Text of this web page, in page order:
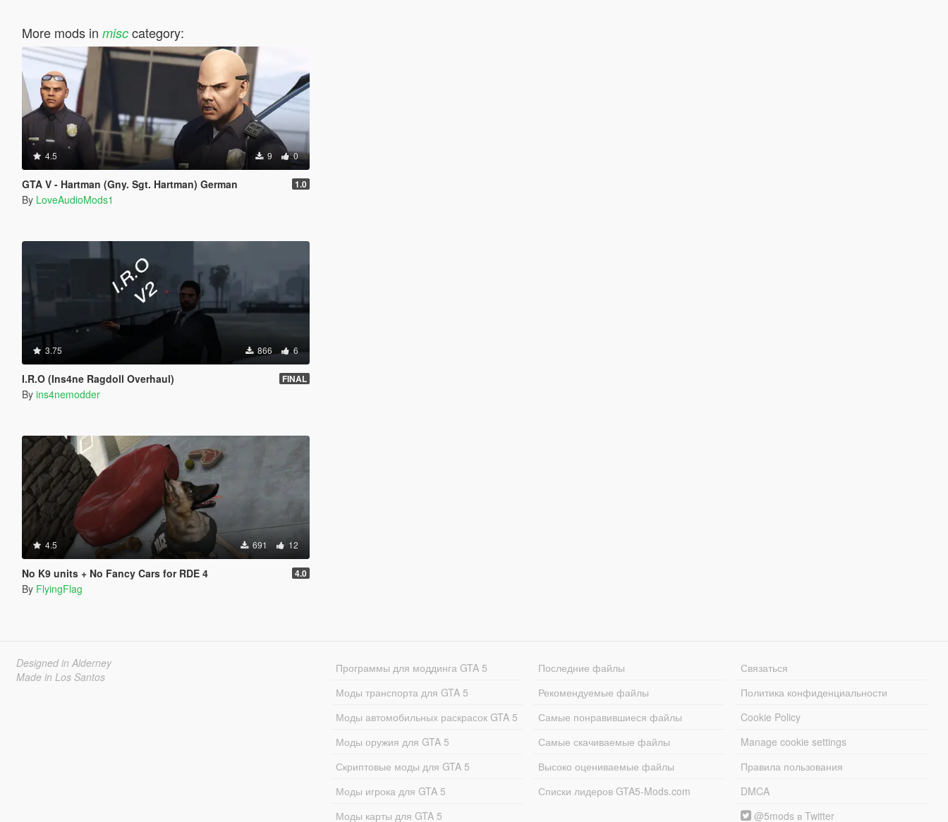
More mods in misccategory:
4.5 9 0
GTA V - Hartman (Gny. Sgt. Hartman) German 1.0
By LoveAudioMods1
3.75 866 6
I.R.O (Ins4ne Ragdoll Overhaul) FINAL
By ins4nemodder
4.5 691 12
No K9 units + No Fancy Cars for RDE 4 4.0
By FlyingFlag
Designed in Alderney
Made in Los Santos
Программы для моддинга GTA 5
Моды транспорта для GTA 5
Моды автомобильных раскрасок GTA 5
Моды оружия для GTA 5
Скриптовые моды для GTA 5
Моды игрока для GTA 5
Моды карты для GTA 5
Последние файлы
Рекомендуемые файлы
Самые понравившиеся файлы
Самые скачиваемые файлы
Высоко оцениваемые файлы
Списки лидеров GTA5-Mods.com
Связаться
Политика конфиденциальности
Cookie Policy
Manage cookie settings
Правила пользования
DMCA
@5mods в Twitter